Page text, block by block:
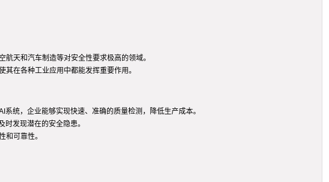
天和汽车制造等对安全性要求极高的领域。
在各种工业应用中都能发挥重要作用。
统，企业能够实现快速、准确的质量检测，降低生产成本。
发现潜在的安全隐患。
和可靠性。